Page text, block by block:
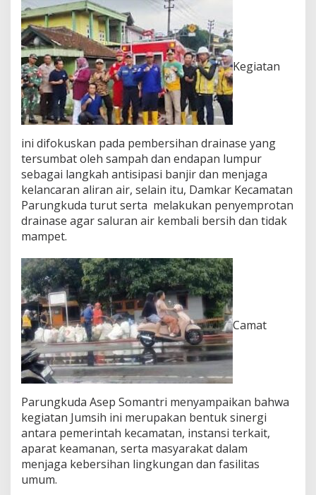
e
r
j
a
J
u
m
s
i
h
e
r
s
h
k
a
r
i
n
a
s
e
J
a
l
a
n
N
a
s
i
o
Kegiatan
ini difokuskan pada pembersihan drainase yang
tersumbat oleh sampah dan endapan lumpur
sebagai langkah antisipasi banjir dan menjaga
kelancaran aliran air, selain itu, Damkar Kecamatan
Parungkuda turut serta melakukan penyemprotan
drainase agar saluran air kembali bersih dan tidak
mampet.
Camat
Parungkuda Asep Somantri menyampaikan bahwa
kegiatan Jumsih ini merupakan bentuk sinergi
antara pemerintah kecamatan, instansi terkait,
aparat keamanan, serta masyarakat dalam
menjaga kebersihan lingkungan dan fasilitas
umum.